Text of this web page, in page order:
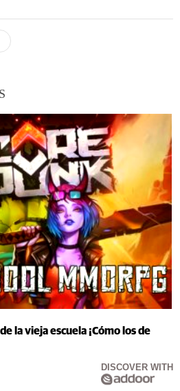
la vieja escuela ¡Cómo los de
DISCOVER WITH